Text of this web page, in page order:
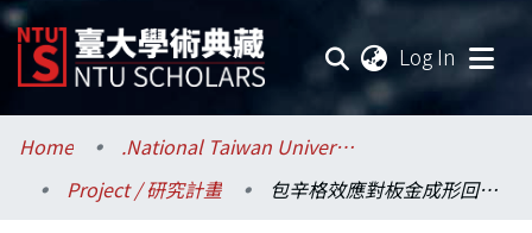
Log In
Communities & Collections
Research Outputs
Home
.National Taiwan University / 國立臺灣大學
Project / 研究計畫
包辛格效應對板金成形回彈影響之研究